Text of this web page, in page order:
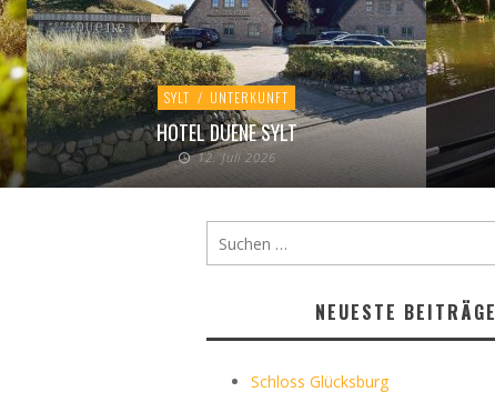
SYLT / UNTERKUNFT
HOTEL DUENE SYLT
12. Juli 2026
NEUESTE BEITRÄGE
Schloss Glücksburg